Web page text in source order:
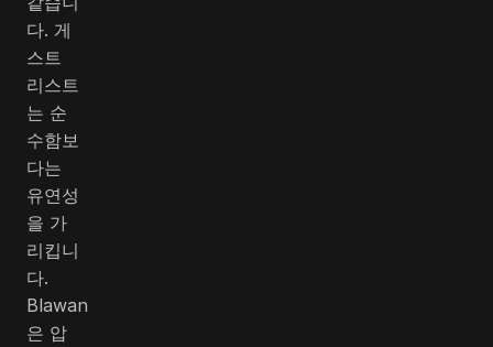
다. 게
스트
리스트
는 순
수함보
다는
유연성
을 가
리킵니
다.
Blawan
은 압